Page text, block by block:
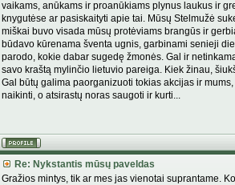
vaikams, anūkams ir proanūkiams plynus laukus ir
knygutėse ar pasiskaityti apie tai. Mūsų Stelmužė
miškai buvo visada mūsų protėviams brangūs ir
būdavo kūrenama šventa ugnis, garbinami senieji
parodo, kokie dabar sugedę žmonės. Gal ir
savo kraštą mylinčio lietuvio pareiga. Kiek žinau,
Gal būtų galima paorganizuoti tokias akcijas ir
naikinti, o atsirastų noras saugoti ir kurti...
Re: Nykstantis mūsų paveldas
Gražios mintys, tik ar mes jas vienotai suprantame.